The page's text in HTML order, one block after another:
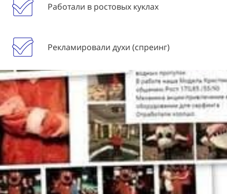
Работали в ростовых куклах
Рекламировали духи (спреинг)